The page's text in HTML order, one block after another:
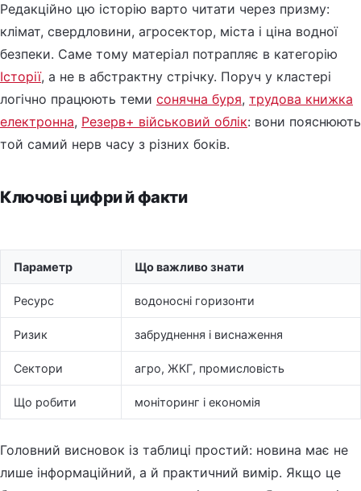
Редакційно цю історію варто читати через призму:
клімат, свердловини, агросектор, міста і ціна водної
безпеки. Саме тому матеріал потрапляє в категорію
Історії, а не в абстрактну стрічку. Поруч у кластері
логічно працюють теми сонячна буря, трудова книжка
електронна, Резерв+ військовий облік: вони пояснюють
той самий нерв часу з різних боків.
Ключові цифри й факти
Параметр Що важливо знати
Ресурс водоносні горизонти
Ризик забруднення і виснаження
Сектори агро, ЖКГ, промисловість
Що робити моніторинг і економія
Головний висновок із таблиці простий: новина має не
лише інформаційний, а й практичний вимір. Якщо це